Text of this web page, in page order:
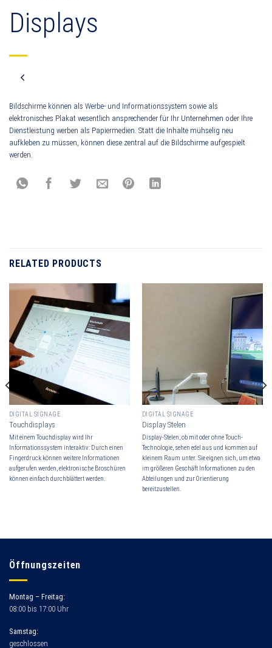
Displays
Bildschirme können als Werbe- und Informationssystem sowie als
elektronisches Plakat wesentlich ansprechender für Ihr Unternehmen oder Ihre
Dienstleistung werben als Papiermedien. Statt die Inhalte mühselig neu
aufkleben zu müssen, können diese zentral auf die Bildschirme aufgespielt
werden.
RELATED PRODUCTS
DIGITAL SIGNAGE
Touchdisplays
Mit einem Touchdisplay wird Ihr
Informationssystem interaktiv: Durch einen
Fingerdruck können weitere Informationen
aufgerufen werden, elektronische Broschüren
können einfach durchblättert werden.
DIGITAL SIGNAGE
Display Stelen
Display-Stelen, ob mit oder ohne Touch-
Technologie, sehen edel aus und kommen auf
kleinem Raum unter. Sie eignen sich, um etwa
im größeren Geschäft Informationen zu den
Abteilungen und zur Orientierung
bereitzustellen.
Öffnungszeiten
Montag – Freitag:
08:00 bis 17:00 Uhr
Samstag:
geschlossen